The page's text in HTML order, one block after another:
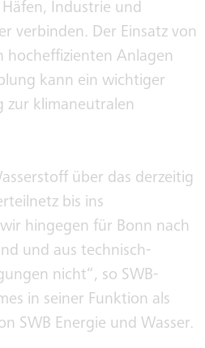
Industrie und
verbinden. Der Einsatz von
hocheffizienten Anlagen
kann ein wichtiger
zur klimaneutralen
über das derzeitig
bis ins
hingegen für Bonn nach
und aus technisch-
nicht“, so SWB-
in seiner Funktion als
SWB Energie und Wasser.